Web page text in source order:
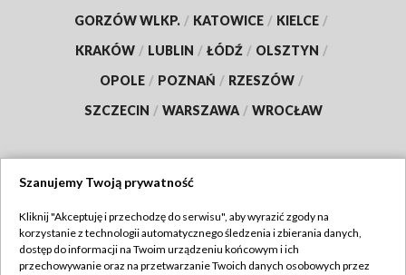
GORZÓW WLKP. / KATOWICE / KIELCE /
KRAKÓW / LUBLIN / ŁÓDŹ / OLSZTYN /
OPOLE / POZNAŃ / RZESZÓW /
SZCZECIN / WARSZAWA / WROCŁAW
TVP
Abonament TVP
Regulamin TVP
Szanujemy Twoją prywatność
Kliknij "Akceptuję i przechodzę do serwisu", aby wyrazić zgody na
korzystanie z technologii automatycznego śledzenia i zbierania danych,
dostęp do informacji na Twoim urządzeniu końcowym i ich
przechowywanie oraz na przetwarzanie Twoich danych osobowych przez